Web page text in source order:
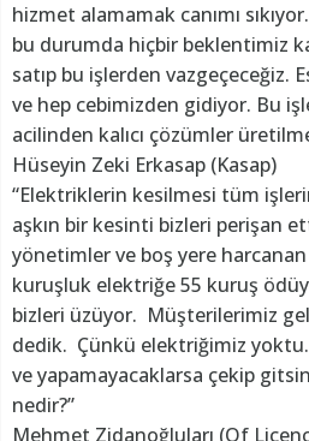
hizmet alamamak canımı
bu durumda hiçbir beklentimiz
satıp bu işlerden vazgeçeceğiz.
ve hep cebimizden gidiyor. Bu
acilinden kalıcı çözümler
Hüseyin Zeki Erkasap (Kasap)
“Elektriklerin kesilmesi tüm
aşkın bir kesinti bizleri perişan
yönetimler ve boş yere
kuruşluk elektriğe 55 kuruş
bizleri üzüyor. Müşterilerimiz
dedik. Çünkü elektriğimiz yoktu.
ve yapamayacaklarsa çekip
nedir?”
Mehmet Zidanoğluları (Of